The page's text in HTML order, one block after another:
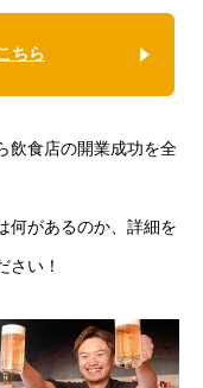
ちら
飲食店の開業成功を全
何があるのか、詳細を
さい！